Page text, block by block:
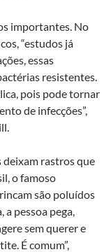
importantes. No
“estudos já
essas
resistentes.
pois pode tornar
de infecções”,
rastros que
o famoso
são poluídos
a pessoa pega,
sem querer e
É comum”,